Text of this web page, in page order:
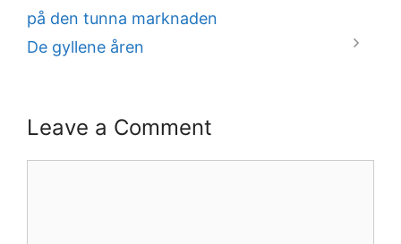
på den tunna marknaden
De gyllene åren
Leave a Comment